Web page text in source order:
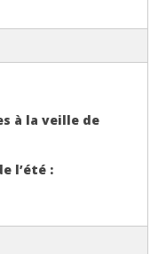
à la veille de
l’été :